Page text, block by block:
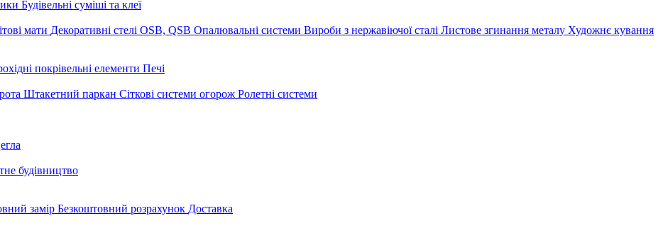
Будівельні суміші та клеї
мати Декоративні стелі OSB, QSB Опалювальні системи Вироби з нержавіючої сталі Листове згинання металу Художнє кування
покрівельні елементи Печі
Штакетний паркан Сіткові системи огорож Ролетні системи
будівництво
замір Безкоштовний розрахунок Доставка